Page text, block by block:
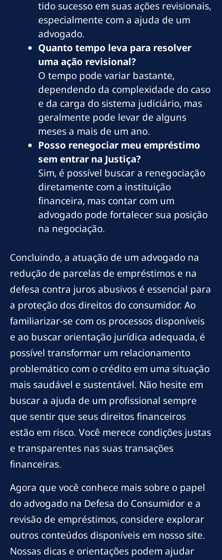
tido sucesso em suas ações revisionais,
especialmente com a ajuda de um
advogado.
Quanto tempo leva para resolver
uma ação revisional?
O tempo pode variar bastante,
dependendo da complexidade do caso
e da carga do sistema judiciário, mas
geralmente pode levar de alguns
meses a mais de um ano.
Posso renegociar meu empréstimo
sem entrar na Justiça?
Sim, é possível buscar a renegociação
diretamente com a instituição
financeira, mas contar com um
advogado pode fortalecer sua posição
na negociação.
Concluindo, a atuação de um advogado na
redução de parcelas de empréstimos e na
defesa contra juros abusivos é essencial para
a proteção dos direitos do consumidor. Ao
familiarizar-se com os processos disponíveis
e ao buscar orientação jurídica adequada, é
possível transformar um relacionamento
problemático com o crédito em uma situação
mais saudável e sustentável. Não hesite em
buscar a ajuda de um profissional sempre
que sentir que seus direitos financeiros
estão em risco. Você merece condições justas
e transparentes nas suas transações
financeiras.
Agora que você conhece mais sobre o papel
do advogado na Defesa do Consumidor e a
revisão de empréstimos, considere explorar
outros conteúdos disponíveis em nosso site.
Nossas dicas e orientações podem ajudar